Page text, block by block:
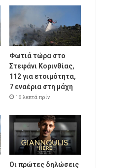
Φωτιά τώρα στο
Στεφάνι Κορινθίας,
112 για ετοιμότητα,
7 εναέρια στη μάχη
16 λεπτά πρίν
Οι πρώτες δηλώσεις